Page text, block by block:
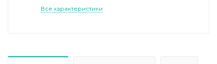
Все характеристики